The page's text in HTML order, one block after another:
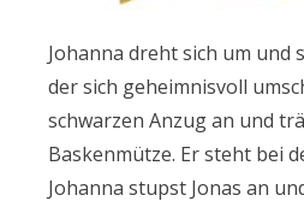
Johanna dreht sich um und
der sich geheimnisvoll
schwarzen Anzug an und
Baskenmütze. Er steht bei
Johanna stupst Jonas an